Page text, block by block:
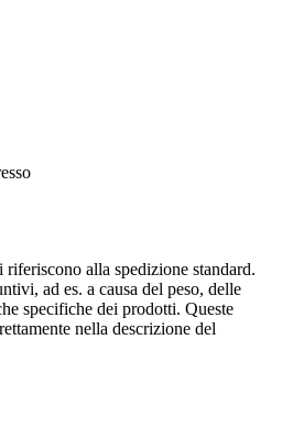
alla spedizione standard.
ad es. a causa del peso, delle
specifiche dei prodotti. Queste
nella descrizione del